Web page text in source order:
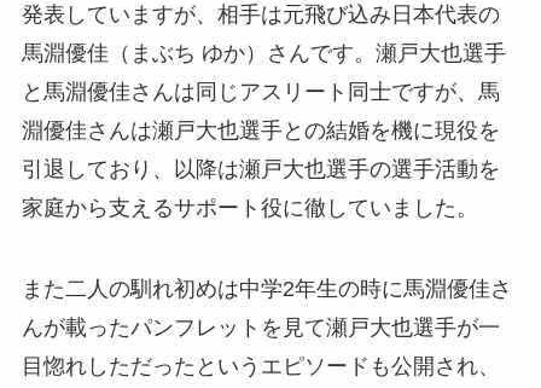
発表していますが、相手は元飛び込み日本代表の
馬淵優佳（まぶち ゆか）さんです。瀬戸大也選手
と馬淵優佳さんは同じアスリート同士ですが、馬
淵優佳さんは瀬戸大也選手との結婚を機に現役を
引退しており、以降は瀬戸大也選手の選手活動を
家庭から支えるサポート役に徹していました。
また二人の馴れ初めは中学2年生の時に馬淵優佳さ
んが載ったパンフレットを見て瀬戸大也選手が一
目惚れしただったというエピソードも公開され、